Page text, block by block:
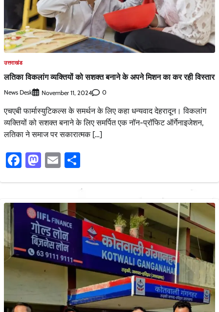
उत्तराखंड
लतिका विकलांग व्यक्तियों को सशक्त बनाने के अपने मिशन का कर रही विस्तार
News Desk November 11, 2024 0
एचएबी फार्मास्युटिकल्स के समर्थन के लिए कहा धन्यवाद देहरादून। विकलांग
व्यक्तियों को सशक्त बनाने के लिए समर्पित एक नॉन-प्रॉफिट ऑर्गेनाइजेशन,
लतिका ने समाज पर सकारात्मक […]
Facebook
Mastodon
Email